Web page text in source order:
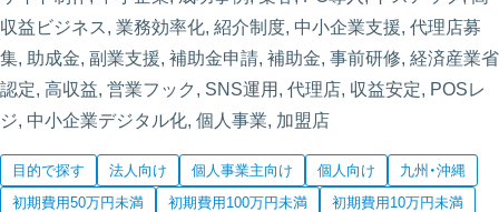
収益ビジネス, 業務効率化, 紹介制度, 中小企業支援, 代理店募
集, 助成金, 副業支援, 補助金申請, 補助金, 事前研修, 経済産業省
認定, 高収益, 営業フック, SNS運用, 代理店, 収益安定, POSレ
ジ, 中小企業デジタル化, 個人事業, 加盟店
目的で探す 法人向け 個人事業主向け 個人向け
九州・沖縄
初期費用50万円未満
初期費用100万円未満
初期費用10万円未満